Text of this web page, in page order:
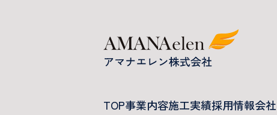
TOP事業内容施工実績採用情報会